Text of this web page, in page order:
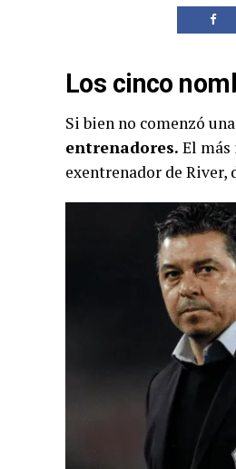
Los cinco
Si bien no comenzó
entrenadores. El
exentrenador de